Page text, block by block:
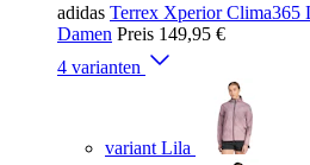
adidas Terrex Xperior Clima365
Damen Preis 149,95 €
4 varianten
variant Lila